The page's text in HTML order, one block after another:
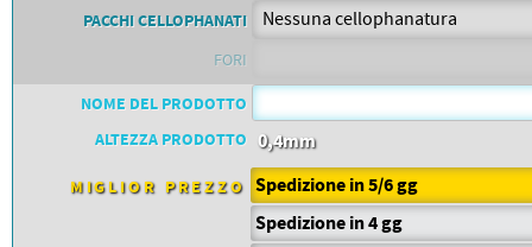
DORSALI TARGHE
NUMERI DA GARA MTB
PACCHI CELLOPHANATI
FORI
NOME DEL PRODOTTO
ALTEZZA PRODOTTO 0,4mm
MIGLIOR PREZZO Spedizione in 5/6 gg
Spedizione in 4 gg